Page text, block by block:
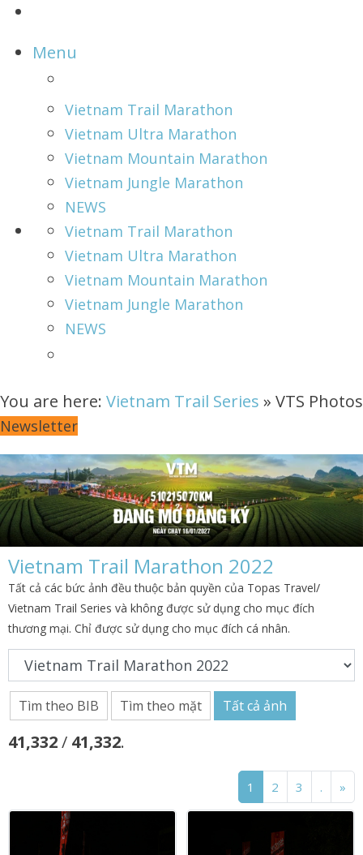
Menu
Vietnam Trail Marathon
Vietnam Ultra Marathon
Vietnam Mountain Marathon
Vietnam Jungle Marathon
NEWS
Vietnam Trail Marathon
Vietnam Ultra Marathon
Vietnam Mountain Marathon
Vietnam Jungle Marathon
NEWS
You are here: Vietnam Trail Series » VTS Photos
Newsletter
Vietnam Trail Marathon 2022
Tất cả các bức ảnh đều thuộc bản quyền của Topas Travel/
Vietnam Trail Series và không được sử dụng cho mục đích
thương mại. Chỉ được sử dụng cho mục đích cá nhân.
Tìm theo BIB Tìm theo mặt Tất cả ảnh
41,332/ 41,332.
1 2 3 . »